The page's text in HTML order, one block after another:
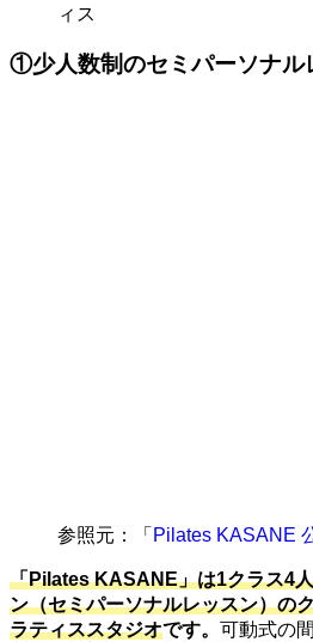
ィス
①少人数制のセミパーソナル
参照元：「 Pilates KASANE
「Pilates KASANE」は1クラス4
ン（セミパーソナルレッスン）の
ラティススタジオです。 可動式の